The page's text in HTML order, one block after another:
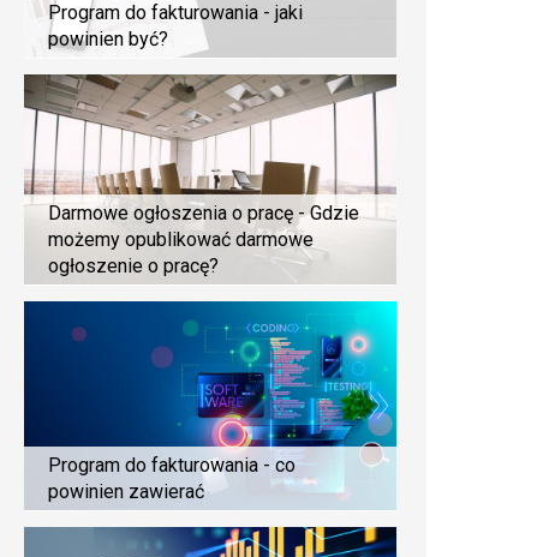
Program do fakturowania - jaki
powinien być?
Darmowe ogłoszenia o pracę - Gdzie
możemy opublikować darmowe
ogłoszenie o pracę?
Program do fakturowania - co
powinien zawierać